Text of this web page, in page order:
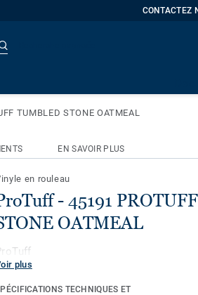
CONTACTEZ
TUMBLED STONE OATMEAL
EN SAVOIR PLUS
en rouleau
- 45191
OATMEAL
plus
TECHNIQUES ET